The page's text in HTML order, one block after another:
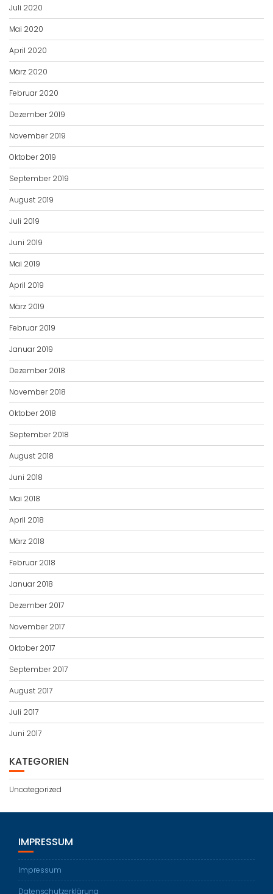
Juli 2020
Mai 2020
April 2020
März 2020
Februar 2020
Dezember 2019
November 2019
Oktober 2019
September 2019
August 2019
Juli 2019
Juni 2019
Mai 2019
April 2019
März 2019
Februar 2019
Januar 2019
Dezember 2018
November 2018
Oktober 2018
September 2018
August 2018
Juni 2018
Mai 2018
April 2018
März 2018
Februar 2018
Januar 2018
Dezember 2017
November 2017
Oktober 2017
September 2017
August 2017
Juli 2017
Juni 2017
KATEGORIEN
Uncategorized
IMPRESSUM
Impressum
Datenschutzerklärung